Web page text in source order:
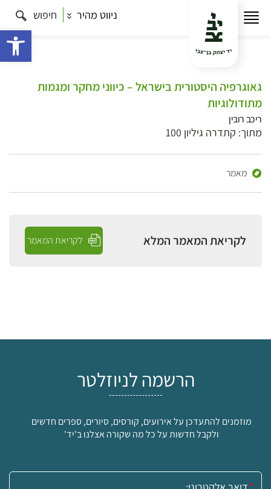
ניווט מהיר חיפוש
גאוגרפיה היסטורית בישראל – כיווני מחקר ומגמות
מתודולוגיות
ריכב רובין
מתוך: קתדרה גיליון 100
מאמר
לקריאת המאמר המלא לקריאת המאמר
הרשמה לניוזלטר
מוזמנים להתעדכן על אירועים, קורסים, סיורים, ספרים חדשים
ולקבל חדשות על כל מה שקורה אצלנו ב'יד'
אימייל: